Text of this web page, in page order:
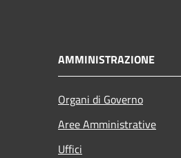
AMMINISTRAZIONE
Organi di Governo
Aree Amministrative
Uffici